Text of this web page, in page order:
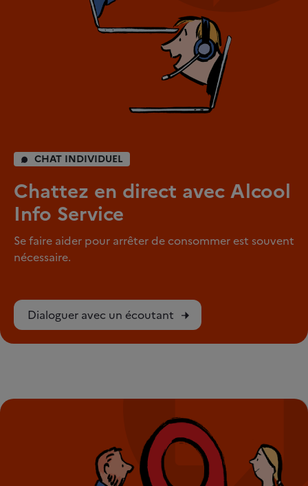
CHAT INDIVIDUEL
Chattez en direct avec Alcool
Info Service
Se faire aider pour arrêter de consommer est souvent
nécessaire.
Dialoguer avec un écoutant